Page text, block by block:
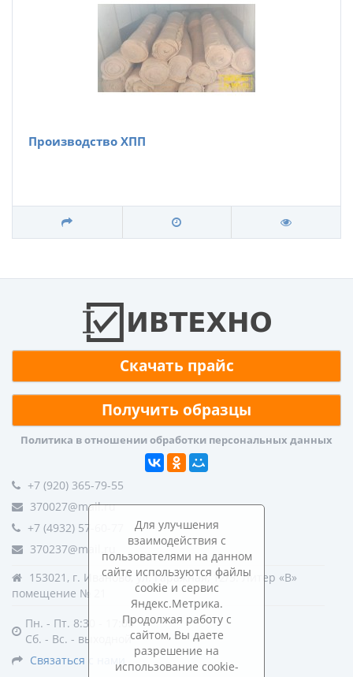
Производство ХПП
Скачать прайс
Получить образцы
Политика в отношении обработки персональных данных
+7 (920) 365-79-55
370027@mail.ru
+7 (4932) 57-60-77
370237@mail.ru
153021, г. Иваново, ул. Гаражная, 12/5. Литер «В»
помещение № 21
Пн. - Пт. 8:30 - 17:00
Сб. - Вс. - выходной
Связаться с нами
Для улучшения
взаимодействия с
пользователями на данном
сайте используются файлы
cookie и сервис
Яндекс.Метрика.
Продолжая работу с
сайтом, Вы даете
разрешение на
использование cookie-